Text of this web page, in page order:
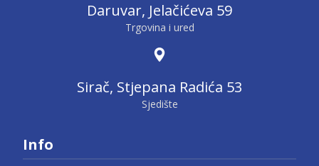
Daruvar, Jelačićeva 59
Trgovina i ured
Sirač, Stjepana Radića 53
Sjedište
Info